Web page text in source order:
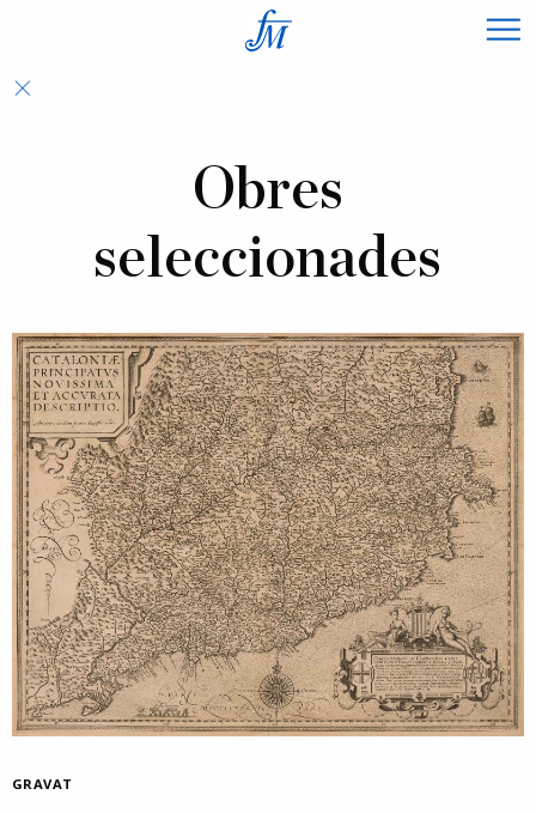
×
Obres
seleccionades
GRAVAT